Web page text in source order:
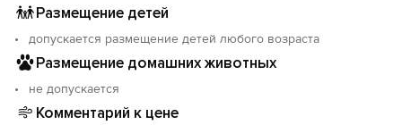
Размещение детей
допускается размещение детей любого возраста
Размещение домашних животных
не допускается
Комментарий к цене